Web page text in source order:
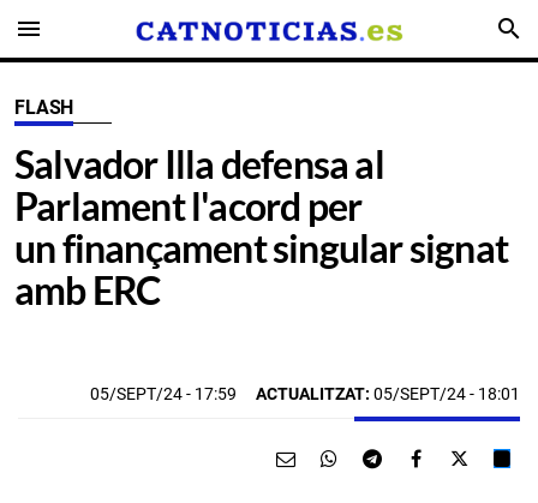
menu search
FLASH
Salvador Illa defensa al
Parlament l'acord per
un finançament singular signat
amb ERC
05/SEPT/24- 17:59 ACTUALITZAT: 05/SEPT/24 - 18:01